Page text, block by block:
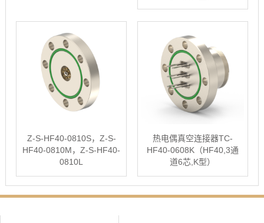
Z-S-HF40-0810S，Z-S-
HF40-0810M，Z-S-HF40-
0810L
热电偶真空连接器TC-
HF40-0608K（HF40,3通
道6芯,K型）